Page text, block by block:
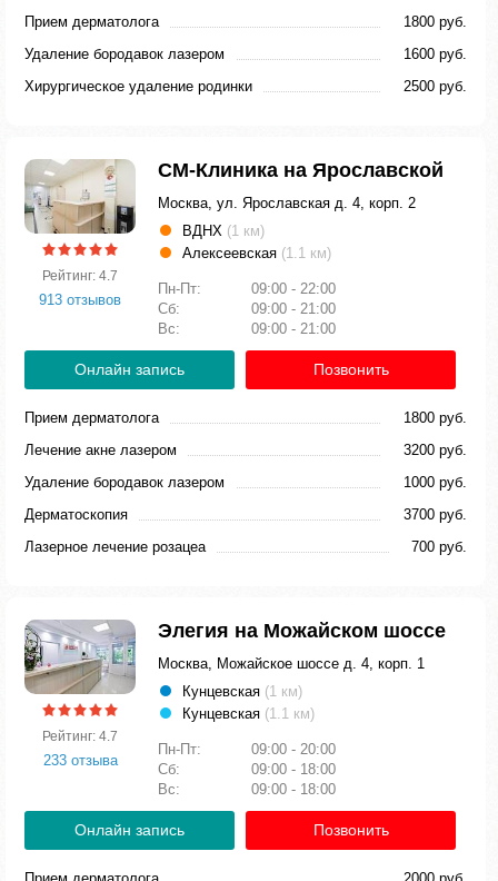
Прием дерматолога
1800 руб.
Удаление бородавок лазером
1600 руб.
Хирургическое удаление родинки
2500 руб.
Рейтинг: 4.7
913 отзывов
СМ-Клиника на Ярославской
Москва, ул. Ярославская д. 4, корп. 2
ВДНХ (1 км)
Алексеевская (1.1 км)
Пн-Пт:
09:00 - 22:00
Сб:
09:00 - 21:00
Вс:
09:00 - 21:00
Онлайн запись Позвонить
Прием дерматолога
1800 руб.
Лечение акне лазером
3200 руб.
Удаление бородавок лазером
1000 руб.
Дерматоскопия
3700 руб.
Лазерное лечение розацеа
700 руб.
Рейтинг: 4.7
233 отзыва
Элегия на Можайском шоссе
Москва, Можайское шоссе д. 4, корп. 1
Кунцевская (1 км)
Кунцевская (1.1 км)
Пн-Пт:
09:00 - 20:00
Сб:
09:00 - 18:00
Вс:
09:00 - 18:00
Онлайн запись Позвонить